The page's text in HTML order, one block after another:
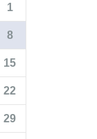
1
8
15
22
29